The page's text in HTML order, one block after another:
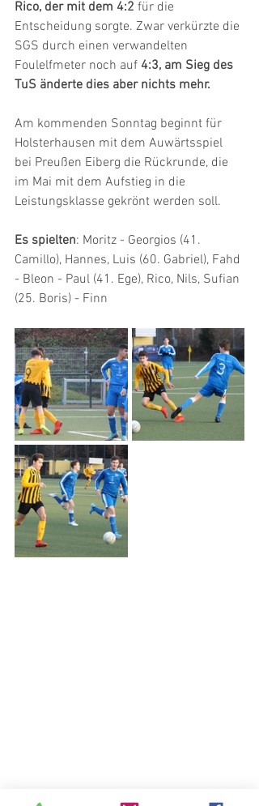
Rico, der mit dem 4:2 für die
Entscheidung sorgte. Zwar verkürzte die
SGS durch einen verwandelten
Foulelfmeter noch auf 4:3, am Sieg des
TuS änderte dies aber nichts mehr.
Am kommenden Sonntag beginnt für
Holsterhausen mit dem Auwärtsspiel
bei Preußen Eiberg die Rückrunde, die
im Mai mit dem Aufstieg in die
Leistungsklasse gekrönt werden soll.
Es spielten: Moritz - Georgios (41.
Camillo), Hannes, Luis (60. Gabriel), Fahd
- Bleon - Paul (41. Ege), Rico, Nils, Sufian
(25. Boris) - Finn